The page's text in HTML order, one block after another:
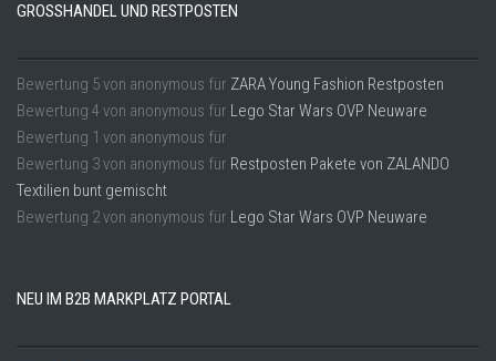
GROSSHANDEL UND RESTPOSTEN
Bewertung 5von anonymous für ZARA Young Fashion Restposten
Bewertung 4 von anonymous für Lego Star Wars OVP Neuware
Bewertung 1 von anonymous für
Bewertung 3von anonymous für Restposten Pakete von ZALANDO
Textilien bunt gemischt
Bewertung 2von anonymous für Lego Star Wars OVP Neuware
NEU IM B2B MARKPLATZ PORTAL